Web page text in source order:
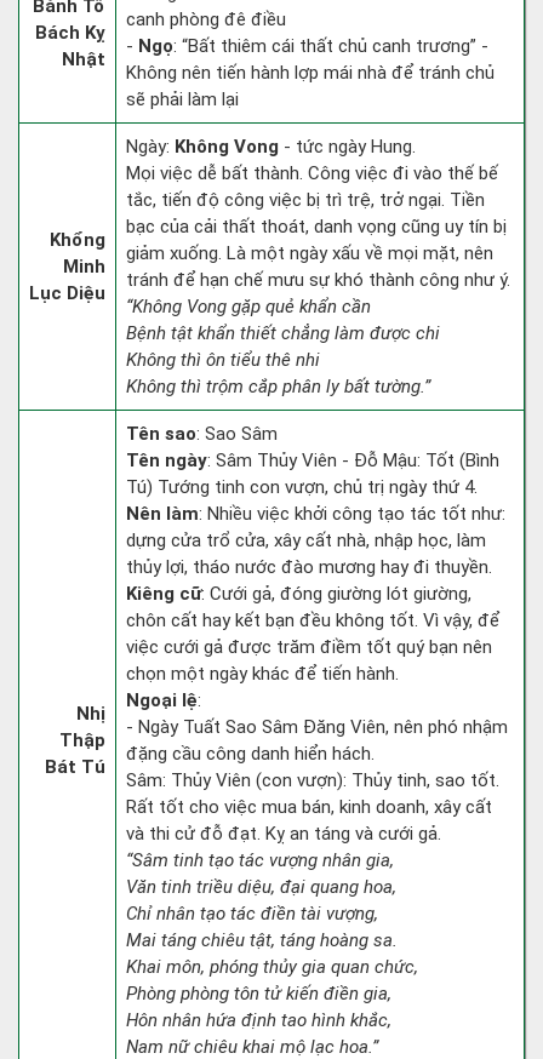
Bành Tổ
Bách Kỵ
Nhật
canh phòng đê điều
- Ngọ: “Bất thiêm cái thất chủ canh trương” -
Không nên tiến hành lợp mái nhà để tránh chủ
sẽ phải làm lại
Khổng
Minh
Lục Diệu
Ngày: Không Vong - tức ngày Hung.
Mọi việc dễ bất thành. Công việc đi vào thế bế
tắc, tiến độ công việc bị trì trệ, trở ngại. Tiền
bạc của cải thất thoát, danh vọng cũng uy tín bị
giảm xuống. Là một ngày xấu về mọi mặt, nên
tránh để hạn chế mưu sự khó thành công như ý.
“Không Vong gặp quẻ khẩn cần
Bệnh tật khẩn thiết chẳng làm được chi
Không thì ôn tiểu thê nhi
Không thì trộm cắp phân ly bất tường.”
Nhị
Thập
Bát Tú
Tên sao: Sao Sâm
Tên ngày: Sâm Thủy Viên - Đỗ Mậu: Tốt (Bình
Tú) Tướng tinh con vượn, chủ trị ngày thứ 4.
Nên làm: Nhiều việc khởi công tạo tác tốt như:
dựng cửa trổ cửa, xây cất nhà, nhập học, làm
thủy lợi, tháo nước đào mương hay đi thuyền.
Kiêng cữ: Cưới gả, đóng giường lót giường,
chôn cất hay kết bạn đều không tốt. Vì vậy, để
việc cưới gả được trăm điềm tốt quý bạn nên
chọn một ngày khác để tiến hành.
Ngoại lệ:
- Ngày Tuất Sao Sâm Đăng Viên, nên phó nhậm
đặng cầu công danh hiển hách.
Sâm: Thủy Viên (con vượn): Thủy tinh, sao tốt.
Rất tốt cho việc mua bán, kinh doanh, xây cất
và thi cử đỗ đạt. Kỵ an táng và cưới gả.
“Sâm tinh tạo tác vượng nhân gia,
Văn tinh triều diệu, đại quang hoa,
Chỉ nhân tạo tác điền tài vượng,
Mai táng chiêu tật, táng hoàng sa.
Khai môn, phóng thủy gia quan chức,
Phòng phòng tôn tử kiến điền gia,
Hôn nhân hứa định tao hình khắc,
Nam nữ chiêu khai mộ lạc hoa.”